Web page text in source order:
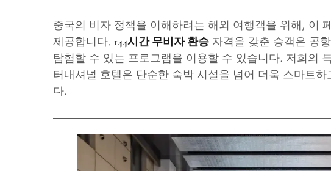
중국의 비자 정책을 이해하려는 해외 여행객을 위해, 이
제공합니다. 144시간 무비자 환승 자격을 갖춘 승객은 공
탐험할 수 있는 프로그램을 이용할 수 있습니다. 저희의
터내셔널 호텔은 단순한 숙박 시설을 넘어 더욱 스마트
다.